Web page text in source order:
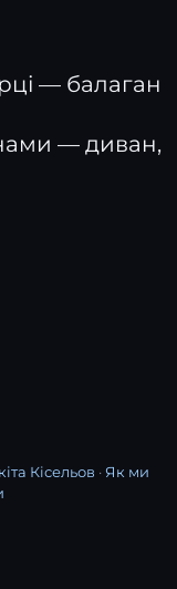
— балаган
— диван,
Кісельов · Як ми